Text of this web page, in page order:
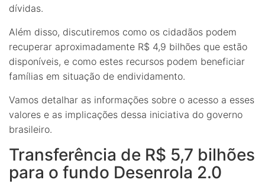
dívidas.
Além disso, discutiremos como os cidadãos podem
recuperar aproximadamente R$ 4,9 bilhões que estão
disponíveis, e como estes recursos podem beneficiar
famílias em situação de endividamento.
Vamos detalhar as informações sobre o acesso a esses
valores e as implicações dessa iniciativa do governo
brasileiro.
Transferência de R$ 5,7 bilhões
para o fundo Desenrola 2.0